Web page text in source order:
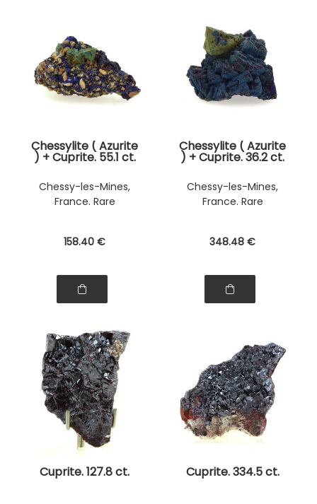
Chessylite ( Azurite
) + Cuprite. 55.1 ct.
Chessy-les-Mines,
France. Rare
158.40 €
Chessylite ( Azurite
) + Cuprite. 36.2 ct.
Chessy-les-Mines,
France. Rare
348.48 €
Cuprite. 127.8 ct. Cuprite. 334.5 ct.